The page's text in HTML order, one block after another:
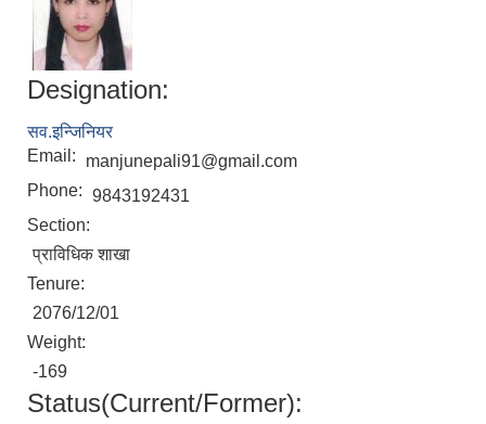
Designation:
सव.इन्जिनियर
Email:
manjunepali91@gmail.com
Phone: 9843192431
Section:
प्राविधिक शाखा
Tenure:
2076/12/01
Weight:
-169
Status(Current/Former):